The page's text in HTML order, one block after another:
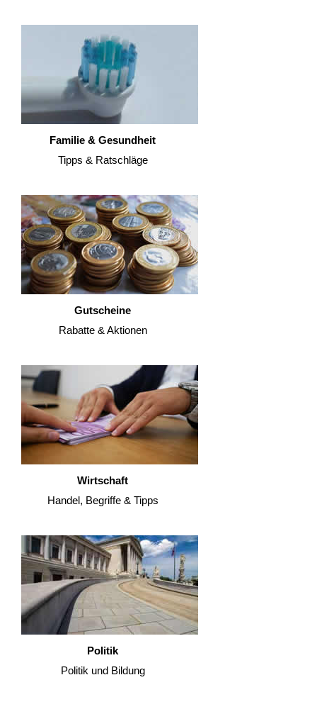
Familie & Gesundheit
Tipps & Ratschläge
Gutscheine
Rabatte & Aktionen
Wirtschaft
Handel, Begriffe & Tipps
Politik
Politik und Bildung